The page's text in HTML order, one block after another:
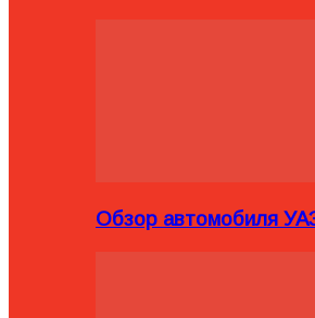
Обзор автомобиля